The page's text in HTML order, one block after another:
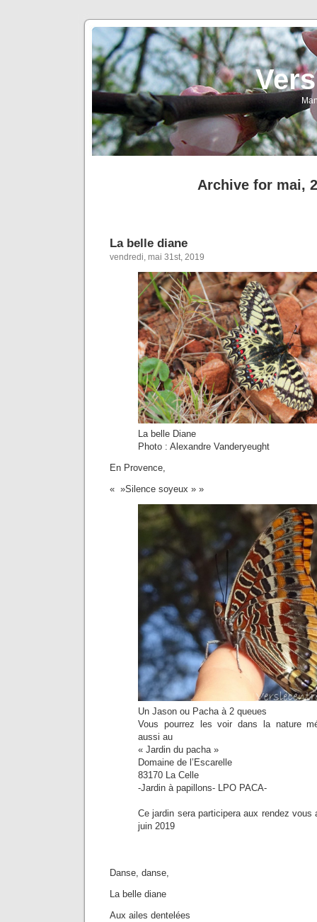
Archive for mai,
La belle diane
vendredi, mai 31st, 2019
La belle Diane
Photo : Alexandre Vanderyeught
En Provence,
« »Silence soyeux » »
Un Jason ou Pacha à 2 queues
Vous pourrez les voir dans la nature
aussi au
« Jardin du pacha »
Domaine de l’Escarelle
83170 La Celle
-Jardin à papillons- LPO PACA-
Ce jardin sera participera aux rendez vous
juin 2019
Danse, danse,
La belle diane
Aux ailes dentelées